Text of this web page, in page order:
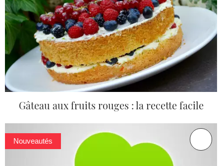
Gâteau aux fruits rouges : la recette facile
Nouveautés